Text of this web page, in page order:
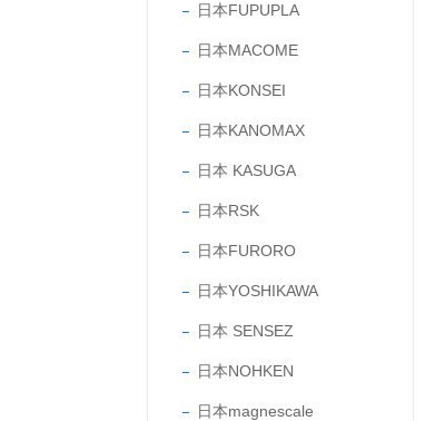
日本FUPUPLA
日本MACOME
日本KONSEI
日本KANOMAX
日本 KASUGA
日本RSK
日本FURORO
日本YOSHIKAWA
日本 SENSEZ
日本NOHKEN
日本magnescale